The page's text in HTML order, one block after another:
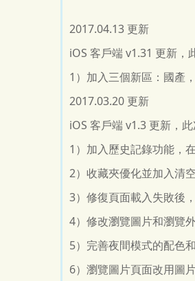
2017.04.13 更新
iOS 客戶端 v1.31 更新，
1）加入三個新區：國產
2017.03.20 更新
iOS 客戶端 v1.3 更新，
1）加入歷史記錄功能，
2）收藏夾優化並加入清
3）修復頁面載入失敗後
4）修改瀏覽圖片和瀏覽
5）完善夜間模式的配色
6）瀏覽圖片頁面改用圖